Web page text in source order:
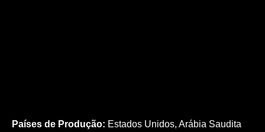
Países de Produção: Estados Unidos, Arábia Saudita